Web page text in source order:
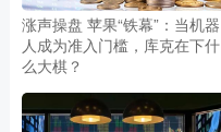
涨声操盘 苹果“铁幕”：当机器
人成为准入门槛，库克在下什
么大棋？